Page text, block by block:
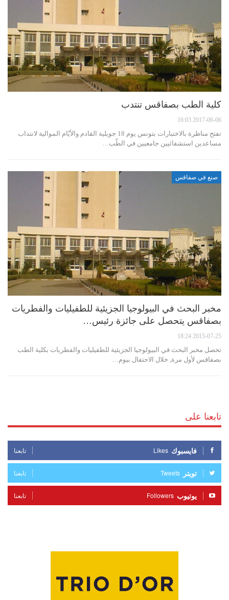
كلية الطب بصفاقس تنتدب
2017-06-06 16:03
تفتح مناظرة بالاختبارات بتونس يوم 18 جويلية القادم والأيّام الموالية لانتداب
مساعدين استشفائيين جامعيين في الطّب…
صنع في صفاقس
مخبر البحث في البيولوجيا الجزيئية للطفيليات والفطريات
بصفاقس يتحصل على جائزة رئيس…
2015-07-25 18:24
تحصل مخبر البحث في البيولوجيا الجزيئية للطفيليات والفطريات بكلية الطب
بصفاقس لأول مرة, خلال الاحتفال بيوم…
تابعنا على
فايسبوك Likes تابعنا
تويتر Tweets تابعنا
يوتيوب Followers تابعنا